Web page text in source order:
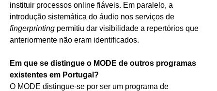
instituir processos online fiáveis. Em paralelo, a
introdução sistemática do áudio nos serviços de
fingerprinting permitiu dar visibilidade a repertórios que
anteriormente não eram identificados.
Em que se distingue o MODE de outros programas
existentes em Portugal?
O MODE distingue‑se por ser um programa de